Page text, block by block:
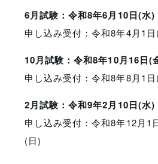
6月試験：令和8年6月10日(水)
申し込み受付：令和8年4月1
10月試験：令和8年10月16日(
申し込み受付：令和8年8月1
2月試験：令和9年2月10日(水)
申し込み受付：令和8年12月1
(日)